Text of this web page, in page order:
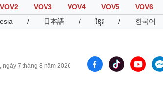
VOV2 VOV3 VOV4 VOV5 VOV6
/ 日本語 / ខ្មែរ / 한국어
ngày 7 tháng 8 năm 2026